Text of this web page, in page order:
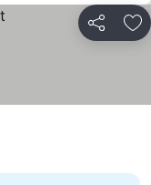
Partilhar